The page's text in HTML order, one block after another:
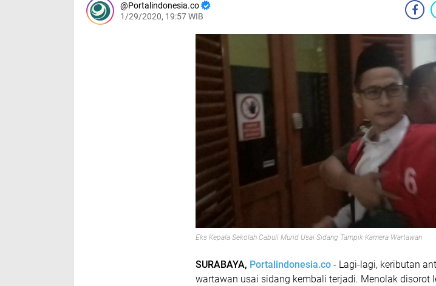
Portalindonesia.co
1/29/2020, 19:57 WIB
Eks Kepala Sekolah Cabuli Murid Usai Sidang Tampik Kamera Wartawan
SURABAYA, Portalindonesia.co - Lagi-lagi, keributan
wartawan usai sidang kembali terjadi. Menolak disorot